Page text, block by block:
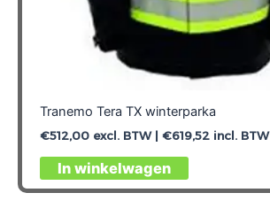
Tranemo Tera TX winterparka
€512,00excl. BTW | €619,52incl. BTW
In winkelwagen
Dit
product